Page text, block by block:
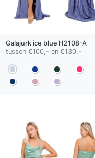
Galajurk ice blue H2108-A
tussen €100,- en €130,-